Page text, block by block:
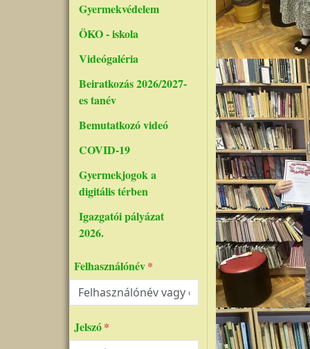
Gyermekvédelem
ÖKO - iskola
Videógaléria
Beiratkozás 2026/2027-
es tanév
Bemutatkozó videó
COVID-19
Gyermekjogok a
digitális térben
Igazgatói pályázat
2026.
Felhasználónév
Jelszó